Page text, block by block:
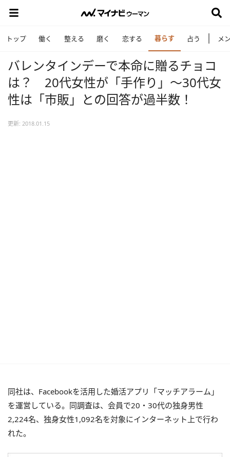
トップ 働く 整える 磨く 恋する 暮らす 占う メ
バレンタインデーで本命に贈るチョコ
は？ 20代女性が「手作り」～30代女
性は「市販」との回答が過半数！
更新: 2018.01.15
同社は、Facebookを活用した婚活アプリ「マッチアラーム」
を運営している。同調査は、会員で20・30代の独身男性
2,224名、独身女性1,092名を対象にインターネット上で行わ
れた。